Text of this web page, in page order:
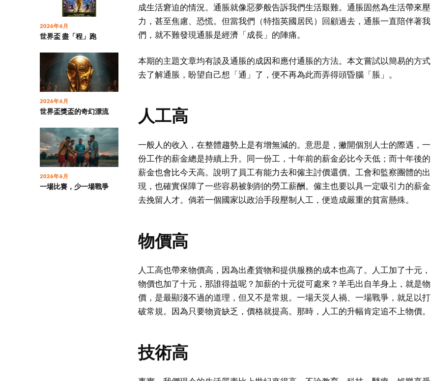
2026年6月
世界盃 盡「程」跑
2026年6月
世界盃獎盃的奇幻漂流
2026年6月
一場比賽，少一場戰爭
成生活窘迫的情況。通脹就像惡夢般告訴我們生活艱難。通脹固然為生活帶來壓
力，甚至焦慮、恐慌。但當我們（特指英國居民）回顧過去，通脹一直陪伴著我
們，就不難發現通脹是經濟「成長」的陣痛。
本期的主題文章均有談及通脹的成因和應付通脹的方法。本文嘗試以簡易的方式
去了解通脹，盼望自己想「通」了，便不再為此而弄得頭昏腦「脹」。
人工高
一般人的收入，在整體趨勢上是有增無減的。意思是，撇開個別人士的際遇，一
份工作的薪金總是持續上升。同一份工，十年前的薪金必比今天低；而十年後的
薪金也會比今天高。說明了員工有能力去和僱主討價還價。工會和監察團體的出
現，也確實保障了一些容易被剝削的勞工薪酬。僱主也要以具一定吸引力的薪金
去挽留人才。倘若一個國家以政治手段壓制人工，便造成嚴重的貧富懸殊。
物價高
人工高也帶來物價高，因為出產貨物和提供服務的成本也高了。人工加了十元，
物價也加了十元，那誰得益呢？加薪的十元從可處來？羊毛出自羊身上，就是物
價，是最顯淺不過的道理，但又不是常規。一場天災人禍、一場戰爭，就足以打
破常規。因為只要物資缺乏，價格就提高。那時，人工的升幅肯定追不上物價。
技術高